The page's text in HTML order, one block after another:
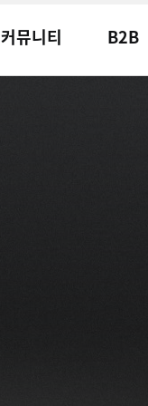
커뮤니티 B2B